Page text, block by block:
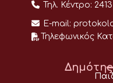
Τηλ. Κέντρο:
E-mail:
Τηλεφωνικός